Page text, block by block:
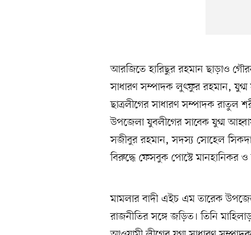
আরজিতে হারিছুর রহমান ছাড়াও
সাধারণ সম্পাদক লুৎফুর রহমান,
ছাত্রলীগের সাধারণ সম্পাদক রাতুল
উপজেলা যুবলীগের সাবেক যুগ্ম
সজীবুর রহমান, সদস্য সোহেল
বিরুদ্ধে ফেসবুক পোস্টে মানহানিকর
মামলার বাদী এইচ এম তারেক
রাজনীতির সঙ্গে জড়িত। তিনি